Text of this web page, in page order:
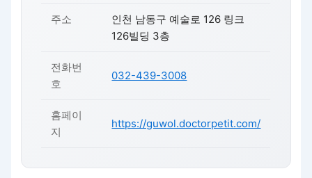
주소
인천 남동구 예술로 126 링크
126빌딩 3층
전화번
호
032-439-3008
홈페이
지
https://guwol.doctorpetit.com/